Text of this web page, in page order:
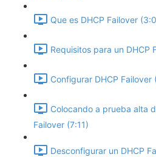
Que es DHCP Failover
Requisitos para un DHCP
Configurar DHCP Failover
Colocando a prueba alta
Failover (7:11)
Desconfigurar un DHCP